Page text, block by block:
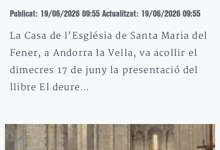
Publicat: 19/06/2026 09:55 Actualitzat: 19/06/2026 09:55
La Casa de l’Església de Santa Maria del
Fener, a Andorra la Vella, va acollir el
dimecres 17 de juny la presentació del
llibre El deure…